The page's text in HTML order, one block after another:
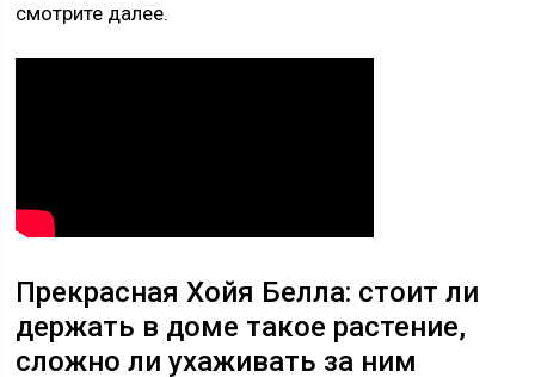
смотрите далее.
Прекрасная Хойя Белла: стоит ли
держать в доме такое растение,
сложно ли ухаживать за ним